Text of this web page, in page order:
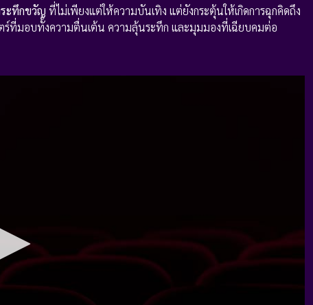
ระทึกขวัญ ที่ไม่เพียงแต่ให้ความบันเทิง แต่ยังกระตุ้นให้เกิดการฉุกคิดถึง
ที่มอบทั้งความตื่นเต้น ความลุ้นระทึก และมุมมองที่เฉียบคมต่อ